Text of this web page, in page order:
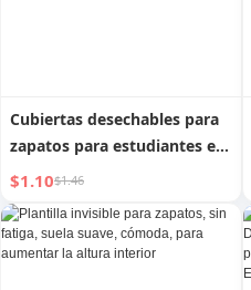
Cubiertas desechables para
zapatos para estudiantes en
centros de datos interiores a
prueba de agua
$1.10$1.46